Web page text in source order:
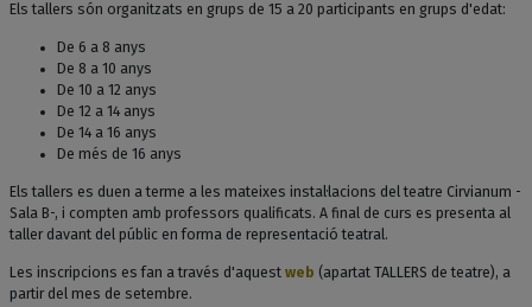
Els tallers són organitzats en grups de 15 a 20 participants en grups d'edat:
De 6 a 8 anys
De 8 a 10 anys
De 10 a 12 anys
De 12 a 14 anys
De 14 a 16 anys
De més de 16 anys
Els tallers es duen a terme a les mateixes instal·lacions del teatre Cirvianum -
Sala B-, i compten amb professors qualificats. A final de curs es presenta al
taller davant del públic en forma de representació teatral.
Les inscripcions es fan a través d'aquest web (apartat TALLERS de teatre), a
partir del mes de setembre.